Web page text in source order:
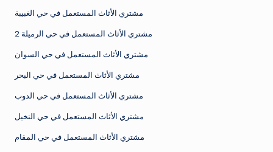
مشتري الأثاث المستعمل في حي الغبيبة
مشتري الأثاث المستعمل في حي الرميلة 2
مشتري الأثاث المستعمل في حي السوان
مشتري الأثاث المستعمل في حي البحر
مشتري الأثاث المستعمل في حي الدوب
مشتري الأثاث المستعمل في حي النخيل
مشتري الأثاث المستعمل في حي المقام